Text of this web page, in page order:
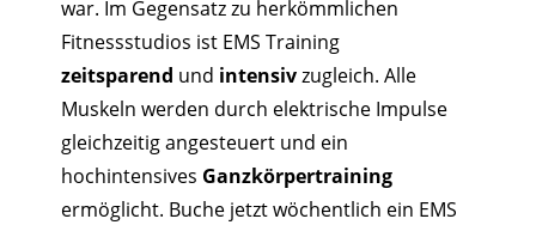
war. Im Gegensatz zu herkömmlichen
Fitnessstudios ist EMS Training
zeitsparend und intensivzugleich. Alle
Muskeln werden durch elektrische Impulse
gleichzeitig angesteuert und ein
hochintensives Ganzkörpertraining
ermöglicht. Buche jetzt wöchentlich ein EMS